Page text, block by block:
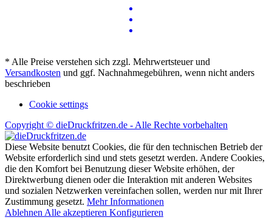
* Alle Preise verstehen sich zzgl. Mehrwertsteuer und
Versandkosten und ggf. Nachnahmegebühren, wenn nicht anders
beschrieben
Cookie settings
Copyright © dieDruckfritzen.de - Alle Rechte vorbehalten
Diese Website benutzt Cookies, die für den technischen Betrieb der
Website erforderlich sind und stets gesetzt werden. Andere Cookies,
die den Komfort bei Benutzung dieser Website erhöhen, der
Direktwerbung dienen oder die Interaktion mit anderen Websites
und sozialen Netzwerken vereinfachen sollen, werden nur mit Ihrer
Zustimmung gesetzt. Mehr Informationen
Ablehnen Alle akzeptieren Konfigurieren